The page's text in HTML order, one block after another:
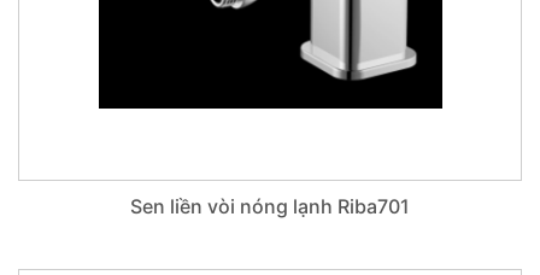
Sen liền vòi nóng lạnh Riba701